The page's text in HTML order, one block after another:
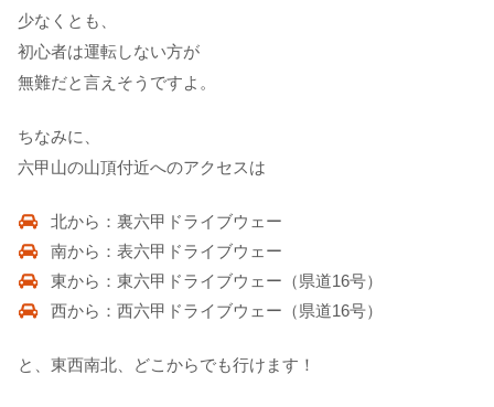
少なくとも、
初心者は運転しない方が
無難だと言えそうですよ。
ちなみに、
六甲山の山頂付近へのアクセスは
北から：裏六甲ドライブウェー
南から：表六甲ドライブウェー
東から：東六甲ドライブウェー（県道16号）
西から：西六甲ドライブウェー（県道16号）
と、東西南北、どこからでも行けます！